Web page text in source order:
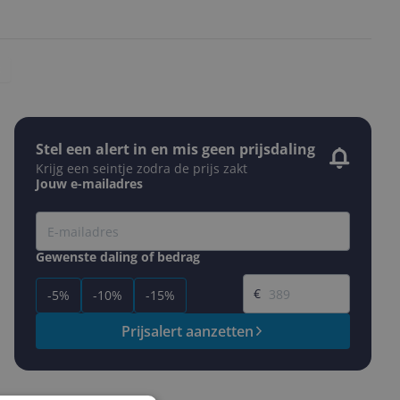
Stel een alert in en mis geen prijsdaling
Krijg een seintje zodra de prijs zakt
Jouw e-mailadres
Gewenste daling of bedrag
-5% -10% -15%
Gewenste prijs
€
Prijsalert aanzetten